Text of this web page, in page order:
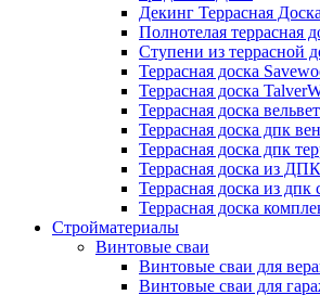
Декинг Террасная Доска
Полнотелая террасная
Ступени из террасной
Террасная доска
Террасная доска
Террасная доска вельвет
Террасная доска дпк
Террасная доска дпк
Террасная доска из
Террасная доска из дпк
Террасная доска
Стройматериалы
Винтовые сваи
Винтовые сваи для
Винтовые сваи для